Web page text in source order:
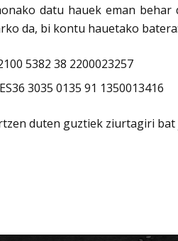
datu hauek eman
da, bi kontu hauetako batera:
5382 38 2200023257
3035 0135 91 1350013416
duten guztiek ziurtagiri bat